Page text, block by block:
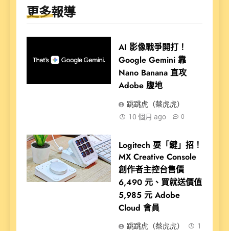
更多報導
AI 影像戰爭開打！
Google Gemini 靠
Nano Banana 直攻
Adobe 腹地
跳跳虎（蔡虎虎）
10 個月 ago
0
Logitech 耍「鍵」招！
MX Creative Console
創作者主控台售價
6,490 元、買就送價值
5,985 元 Adobe
Cloud 會員
跳跳虎（蔡虎虎）
1